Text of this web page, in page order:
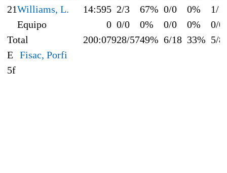
21Williams, L. 14:595 2/3 67% 0/0 0%
1/1
Equipo
0 0/0 0% 0/0 0%
0/0
Total
200:07928/5749% 6/18 33% 5/8
E Fisac, Porfi
5f